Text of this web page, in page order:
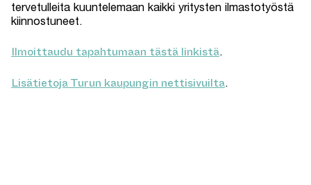
tervetulleita kuuntelemaan kaikki yritysten ilmastotyöstä
kiinnostuneet.
Ilmoittaudu tapahtumaan tästä linkistä.
Lisätietoja Turun kaupungin nettisivuilta.